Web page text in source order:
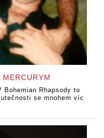
MERCURYM
Bohemian Rhapsody to
se mnohem víc